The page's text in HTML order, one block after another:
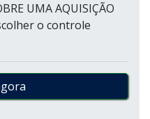
UMA AQUISIÇÃO
o controle